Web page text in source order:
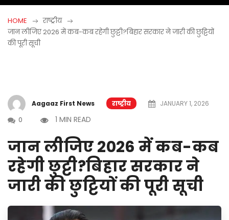
HOME
राष्ट्रीय
जान लीजिए 2026 में कब-कब रहेगी छुट्टी?बिहार सरकार ने जारी की छुट्टियों
की पूरी सूची
Aagaaz First News राष्ट्रीय
JANUARY 1, 2026
0
1 MIN READ
जान लीजिए 2026 में कब-कब
रहेगी छुट्टी?बिहार सरकार ने
जारी की छुट्टियों की पूरी सूची